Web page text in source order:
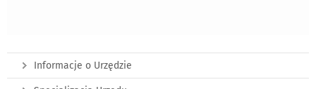
Informacje o Urzędzie